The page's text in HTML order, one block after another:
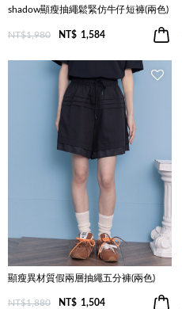
shadow顯瘦抽繩鬆緊仿牛仔短褲(兩色)
NT$1,980 NT$ 1,584
顯瘦異材質假兩層抽繩五分褲(兩色)
NT$1,880 NT$ 1,504